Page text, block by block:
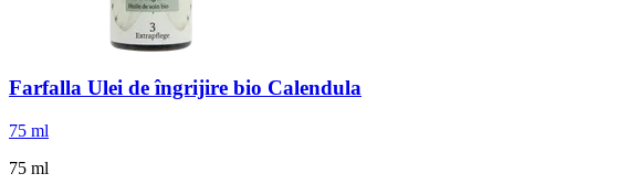
Farfalla Ulei de îngrijire bio Calendula
75 ml
75 ml